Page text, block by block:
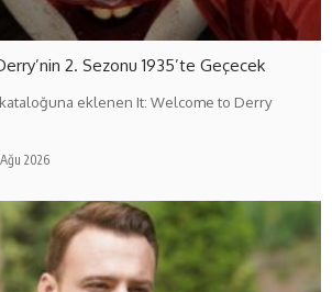
2. Sezonu 1935’te Geçecek
eklenen It: Welcome to Derry
2026